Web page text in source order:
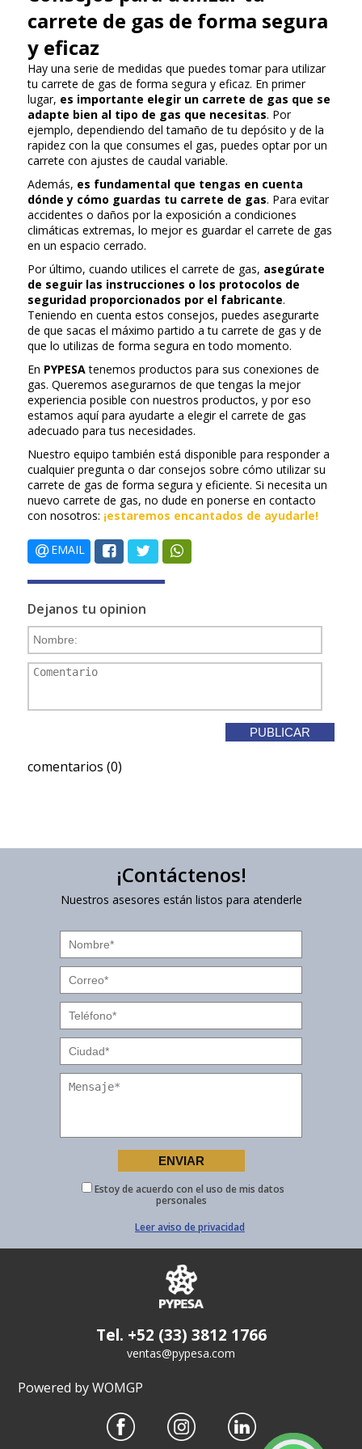
carrete de gas de forma segura
y eficaz
Hay una serie de medidas que puedes tomar para utilizar
tu carrete de gas de forma segura y eficaz. En primer
lugar, es importante elegir un carrete de gas que se
adapte bien al tipo de gas que necesitas. Por
ejemplo, dependiendo del tamaño de tu depósito y de la
rapidez con la que consumes el gas, puedes optar por un
carrete con ajustes de caudal variable.
Además, es fundamental que tengas en cuenta
dónde y cómo guardas tu carrete de gas. Para evitar
accidentes o daños por la exposición a condiciones
climáticas extremas, lo mejor es guardar el carrete de gas
en un espacio cerrado.
Por último, cuando utilices el carrete de gas, asegúrate
de seguir las instrucciones o los protocolos de
seguridad proporcionados por el fabricante.
Teniendo en cuenta estos consejos, puedes asegurarte
de que sacas el máximo partido a tu carrete de gas y de
que lo utilizas de forma segura en todo momento.
En PYPESAtenemos productos para sus conexiones de
gas. Queremos asegurarnos de que tengas la mejor
experiencia posible con nuestros productos, y por eso
estamos aquí para ayudarte a elegir el carrete de gas
adecuado para tus necesidades.
Nuestro equipo también está disponible para responder a
cualquier pregunta o dar consejos sobre cómo utilizar su
carrete de gas de forma segura y eficiente. Si necesita un
nuevo carrete de gas, no dude en ponerse en contacto
con nosotros: ¡estaremos encantados de ayudarle!
EMAIL
Dejanos tu opinion
comentarios (0)
¡Contáctenos!
Nuestros asesores están listos para atenderle
Estoy de acuerdo con el uso de mis datos
personales
Leer aviso de privacidad
Tel. +52 (33) 3812 1766
ventas@pypesa.com
Powered by WOMGP